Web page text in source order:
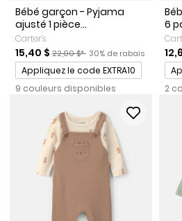
Bébé garçon - Pyjama
ajusté 1 pièce...
Carter's
Prix de solde
15,40 $ Prix ​​de détail suggéré par le
22,00 $* Pourcentage de rabais
30% de rabais
Promotions
Appliquez le code EXTRA10
9 couleurs disponibles
6
2